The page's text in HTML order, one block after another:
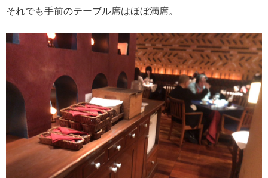
それでも手前のテーブル席はほぼ満席。